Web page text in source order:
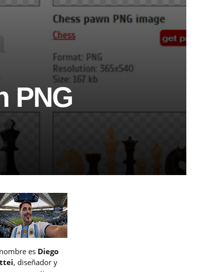
PNG
es Diego
, diseñador y